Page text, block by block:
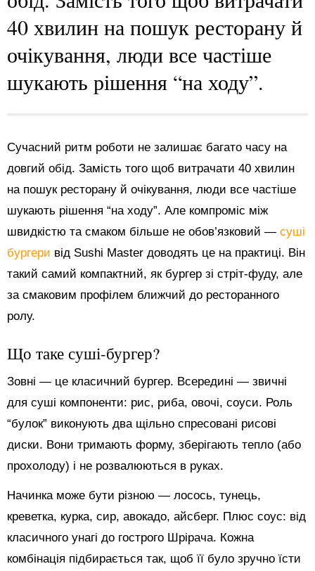
40 хвилин на пошук ресторану й
очікування, люди все частіше
шукають рішення “на ходу”.
Сучасний ритм роботи не залишає багато часу на
довгий обід. Замість того щоб витрачати 40 хвилин
на пошук ресторану й очікування, люди все частіше
шукають рішення “на ходу”. Але компроміс між
швидкістю та смаком більше не обов’язковий — суші
бургери від Sushi Master доводять це на практиці. Він
такий самий компактний, як бургер зі стріт-фуду, але
за смаковим профілем ближчий до ресторанного
ролу.
Що таке суші-бургер?
Зовні — це класичний бургер. Всередині — звичні
для суші компоненти: рис, риба, овочі, соуси. Роль
“булок” виконують два щільно спресовані рисові
диски. Вони тримають форму, зберігають тепло (або
прохолоду) і не розвалюються в руках.
Начинка може бути різною — лосось, тунець,
креветка, курка, сир, авокадо, айсберг. Плюс соус: від
класичного унагі до гострого Шрірача. Кожна
комбінація підбирається так, щоб її було зручно їсти